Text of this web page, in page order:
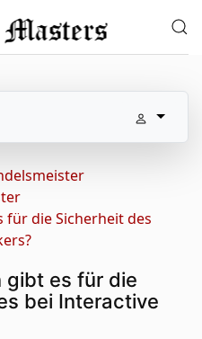
für die Sicherheit des
gibt es für die
bei Interactive